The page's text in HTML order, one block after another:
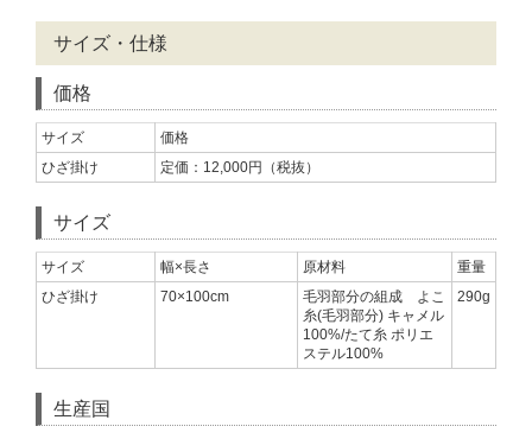
サイズ・仕様
価格
サイズ
価格
ひざ掛け
定価：12,000円（税抜）
サイズ
サイズ 幅×長さ 原材料
重量
ひざ掛け
70×100cm
毛羽部分の組成 よこ
糸(毛羽部分) キャメル
100%/たて糸 ポリエ
ステル100%
290g
生産国